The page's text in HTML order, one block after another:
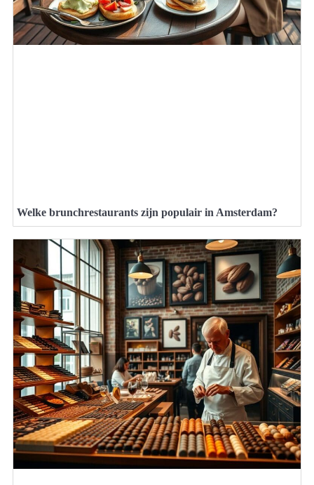
Welke brunchrestaurants zijn populair in Amsterdam?